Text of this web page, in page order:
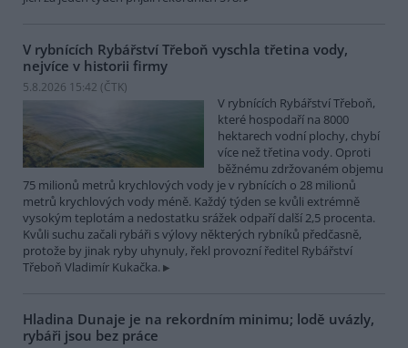
V rybnících Rybářství Třeboň vyschla třetina vody,
nejvíce v historii firmy
5.8.2026 15:42 (ČTK)
V rybnících Rybářství Třeboň,
které hospodaří na 8000
hektarech vodní plochy, chybí
více než třetina vody. Oproti
běžnému zdržovaném objemu
75 milionů metrů krychlových vody je v rybnících o 28 milionů
metrů krychlových vody méně. Každý týden se kvůli extrémně
vysokým teplotám a nedostatku srážek odpaří další 2,5 procenta.
Kvůli suchu začali rybáři s výlovy některých rybníků předčasně,
protože by jinak ryby uhynuly, řekl provozní ředitel Rybářství
Třeboň Vladimír Kukačka.
Hladina Dunaje je na rekordním minimu; lodě uvázly,
rybáři jsou bez práce